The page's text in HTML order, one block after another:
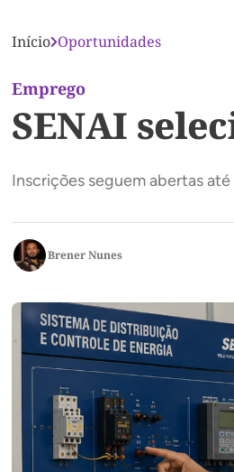
Início Oportunidades
Emprego
SENAI
Inscrições seguem abertas
Brener Nunes